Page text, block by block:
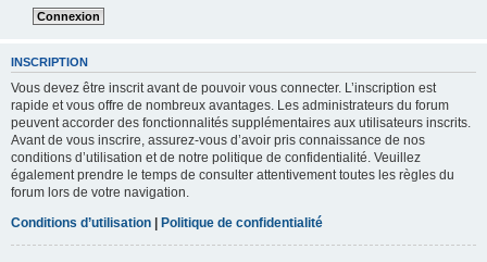
INSCRIPTION
Vous devez être inscrit avant de pouvoir vous connecter. L’inscription est
rapide et vous offre de nombreux avantages. Les administrateurs du forum
peuvent accorder des fonctionnalités supplémentaires aux utilisateurs inscrits.
Avant de vous inscrire, assurez-vous d’avoir pris connaissance de nos
conditions d’utilisation et de notre politique de confidentialité. Veuillez
également prendre le temps de consulter attentivement toutes les règles du
forum lors de votre navigation.
Conditions d’utilisation | Politique de confidentialité